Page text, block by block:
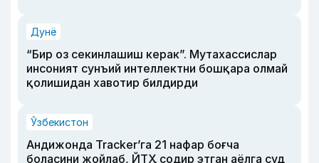
Дунё
“Бир оз секинлашиш керак”. Мутахассислар
инсоният сунъий интеллектни бошқара олмай
қолишидан хавотир билдирди
Ўзбекистон
Андижонда Tracker’га 21 нафар боғча
боласини жойлаб, ЙТҲ содир этган аёлга суд